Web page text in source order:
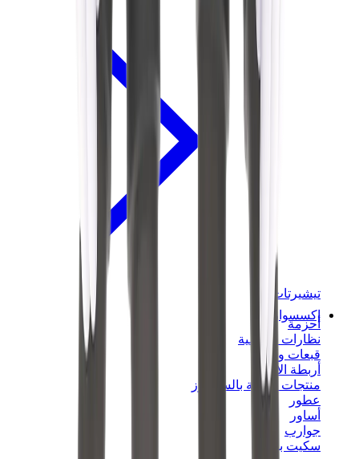
تيشيرتات
إكسسوارات
أحزمة
نظارات شمسية
قبعات وكاب
أربطة الأحذية
منتجات العناية بالسنيكرز
عطور
أساور
جوارب
سكيت بورد